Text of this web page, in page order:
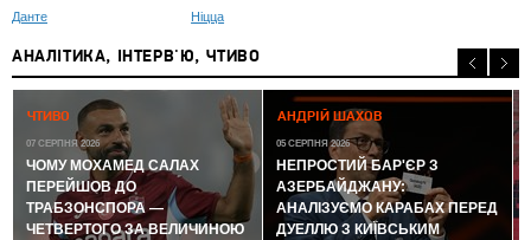
Данте Ніцца
АНАЛІТИКА, ІНТЕРВ'Ю, ЧТИВО
ЧТИВО
07 СЕРПНЯ 2026
ЧОМУ МОХАМЕД САЛАХ
ПЕРЕЙШОВ ДО
ТРАБЗОНСПОРА —
ЧЕТВЕРТОГО ЗА ВЕЛИЧИНОЮ
АНДРІЙ ШАХОВ
05 СЕРПНЯ 2026
НЕПРОСТИЙ БАР'ЄР З
АЗЕРБАЙДЖАНУ:
АНАЛІЗУЄМО КАРАБАХ ПЕРЕД
ДУЕЛЛЮ З КИЇВСЬКИМ